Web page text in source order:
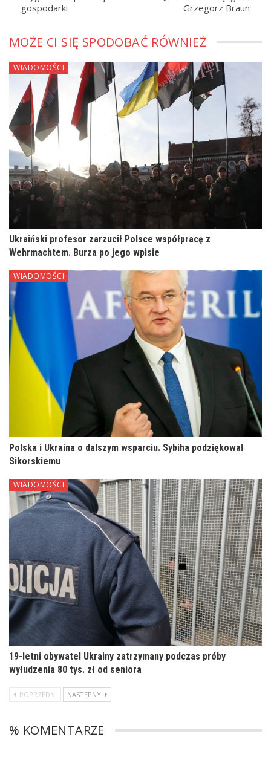
gospodarki
Grzegorz Braun
MOŻE CI SIĘ SPODOBAĆ RÓWNIEŻ
WIADOMOŚCI
Ukraiński profesor zarzucił Polsce współpracę z
Wehrmachtem. Burza po jego wpisie
WIADOMOŚCI
Polska i Ukraina o dalszym wsparciu. Sybiha podziękował
Sikorskiemu
WIADOMOŚCI
19-letni obywatel Ukrainy zatrzymany podczas próby
wyłudzenia 80 tys. zł od seniora
POPRZEDNI NASTĘPNY
% KOMENTARZE